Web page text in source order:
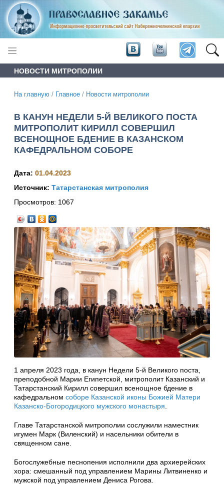
НОВОСТИ МИТРОПОЛИИ
На главную / Главное / Новости митрополии
В КАНУН НЕДЕЛИ 5-Й ВЕЛИКОГО ПОСТА
МИТРОПОЛИТ КИРИЛЛ СОВЕРШИЛ
ВСЕНОЩНОЕ БДЕНИЕ В КАЗАНСКОМ
КАФЕДРАЛЬНОМ СОБОРЕ
Дата: 01.04.2023
Источник: Татарстанская митрополия
Просмотров: 1067
1 апреля 2023 года, в канун Недели 5-й Великого поста,
преподобной Марии Египетской, митрополит Казанский и
Татарстанский Кирилл совершил всенощное бдение в
кафедральном соборе Казанской иконы Божией Матери
Казанско-Богородицкого мужского монастыря
Главе Татарстанской митрополии сослужили наместник
игумен Марк (Виленский) и насельники обители в
священном сане.
Богослужебные песнопения исполнили два архиерейских
хора: смешанный под управлением Марины Литвиненко и
мужской под управлением Дениса Рогова.